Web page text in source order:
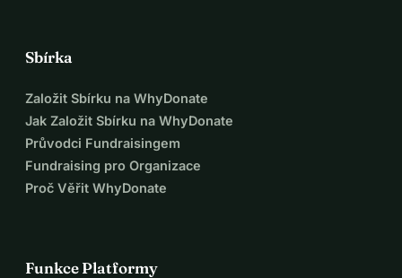
Sbírka
Založit Sbírku na WhyDonate
Jak Založit Sbírku na WhyDonate
Průvodci Fundraisingem
Fundraising pro Organizace
Proč Věřit WhyDonate
Funkce Platformy